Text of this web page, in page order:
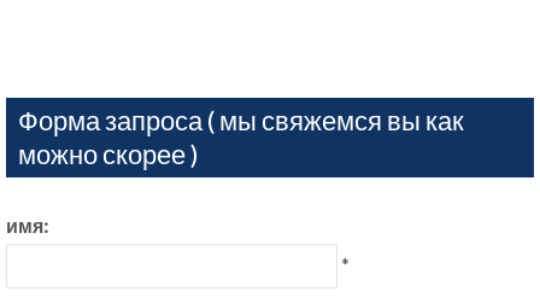
Форма запроса ( мы свяжемся вы как
можно скорее )
имя:
*